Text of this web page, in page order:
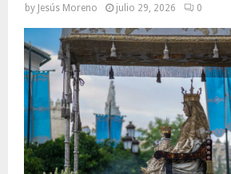
by Jesús Moreno julio 29, 2026 0